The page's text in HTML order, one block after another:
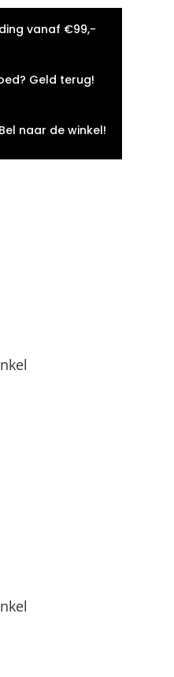
vanaf €99,-
Geld terug!
naar de winkel!